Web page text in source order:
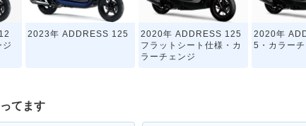
ジ
2023年 ADDRESS 125
2020年 ADDRESS 125
フラットシート仕様・カ
ラーチェンジ
2020年
5・カラー
てます